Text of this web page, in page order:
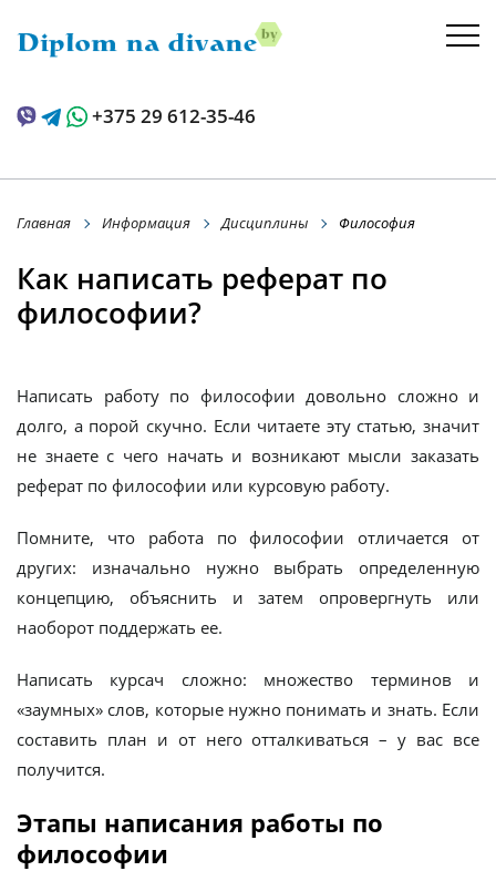
+375 29 612-35-46
Главная Информация Дисциплины Философия
Как написать реферат по
философии?
Написать работу по философии довольно сложно и
долго, а порой скучно. Если читаете эту статью, значит
не знаете с чего начать и возникают мысли заказать
реферат по философии или курсовую работу.
Помните, что работа по философии отличается от
других: изначально нужно выбрать определенную
концепцию, объяснить и затем опровергнуть или
наоборот поддержать ее.
Написать курсач сложно: множество терминов и
«заумных» слов, которые нужно понимать и знать. Если
составить план и от него отталкиваться – у вас все
получится.
Этапы написания работы по
философии